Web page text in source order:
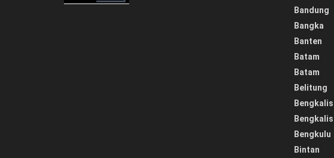
Bandung
Bangka
Banten
Batam
Batam
Belitung
Bengkalis
Bengkalis
Bengkulu
Bintan